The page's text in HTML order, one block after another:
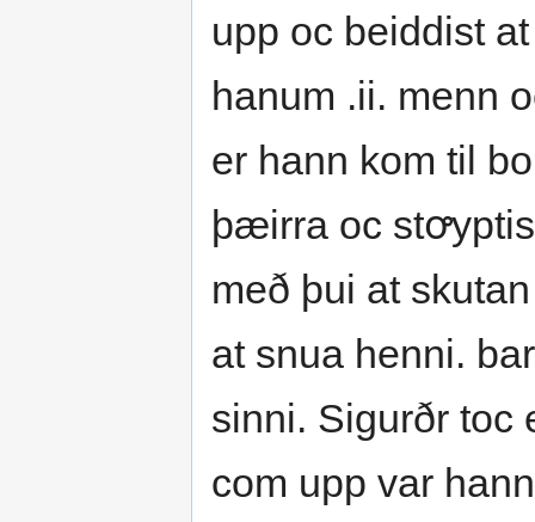
upp oc beiddist
hanum .ii. menn
er hann kom til
þæirra oc
með þui at
at snua henni.
sinni. Sigurðr toc
com upp var